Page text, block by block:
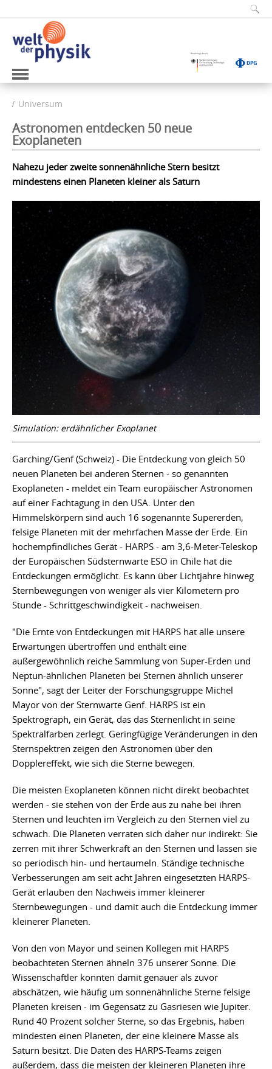
Universum
Astronomen entdecken 50 neue
Exoplaneten
Nahezu jeder zweite sonnenähnliche Stern besitzt
mindestens einen Planeten kleiner als Saturn
Simulation: erdähnlicher Exoplanet
Garching/Genf (Schweiz) - Die Entdeckung von gleich 50
neuen Planeten bei anderen Sternen - so genannten
Exoplaneten - meldet ein Team europäischer Astronomen
auf einer Fachtagung in den USA. Unter den
Himmelskörpern sind auch 16 sogenannte Supererden,
felsige Planeten mit der mehrfachen Masse der Erde. Ein
hochempfindliches Gerät - HARPS - am 3,6-Meter-Teleskop
der Europäischen Südsternwarte ESO in Chile hat die
Entdeckungen ermöglicht. Es kann über Lichtjahre hinweg
Sternbewegungen von weniger als vier Kilometern pro
Stunde - Schrittgeschwindigkeit - nachweisen.
"Die Ernte von Entdeckungen mit HARPS hat alle unsere
Erwartungen übertroffen und enthält eine
außergewöhnlich reiche Sammlung von Super-Erden und
Neptun-ähnlichen Planeten bei Sternen ähnlich unserer
Sonne", sagt der Leiter der Forschungsgruppe Michel
Mayor von der Sternwarte Genf. HARPS ist ein
Spektrograph, ein Gerät, das das Sternenlicht in seine
Spektralfarben zerlegt. Geringfügige Veränderungen in den
Sternspektren zeigen den Astronomen über den
Dopplereffekt, wie sich die Sterne bewegen.
Die meisten Exoplaneten können nicht direkt beobachtet
werden - sie stehen von der Erde aus zu nahe bei ihren
Sternen und leuchten im Vergleich zu den Sternen viel zu
schwach. Die Planeten verraten sich daher nur indirekt: Sie
zerren mit ihrer Schwerkraft an den Sternen und lassen sie
so periodisch hin- und hertaumeln. Ständige technische
Verbesserungen am seit acht Jahren eingesetzten HARPS-
Gerät erlauben den Nachweis immer kleinerer
Sternbewegungen - und damit auch die Entdeckung immer
kleinerer Planeten.
Von den von Mayor und seinen Kollegen mit HARPS
beobachteten Sternen ähneln 376 unserer Sonne. Die
Wissenschaftler konnten damit genauer als zuvor
abschätzen, wie häufig um sonnenähnliche Sterne felsige
Planeten kreisen - im Gegensatz zu Gasriesen wie Jupiter.
Rund 40 Prozent solcher Sterne, so das Ergebnis, haben
mindesten einen Planeten, der eine kleinere Masse als
Saturn besitzt. Die Daten des HARPS-Teams zeigen
außerdem, dass die meisten der kleineren Planeten ihre